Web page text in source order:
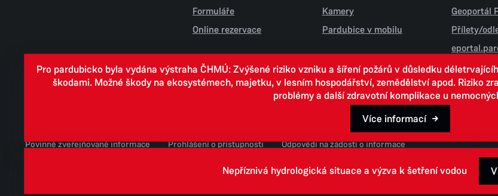
Formuláře
Online rezervace
Kamery
Pardubice v mobilu
Geoportál
Přílety/
Povinně zveřejňované informace
Prohlášení o přístupnosti
Odpovědi na žádosti o informace
Pro pardubicko byla vydána výstraha ČHMÚ: Zvýšené riziko vzniku a šíření požárů v důsledku
škodami. Možné škody na ekosystémech, majetku, v lesním hospodářství, zemědělství apod. Riziko
problémy a další zdravotní komplikace u
Více informací
Nepříznivá hydrologická situace a výzva k šetření vodou